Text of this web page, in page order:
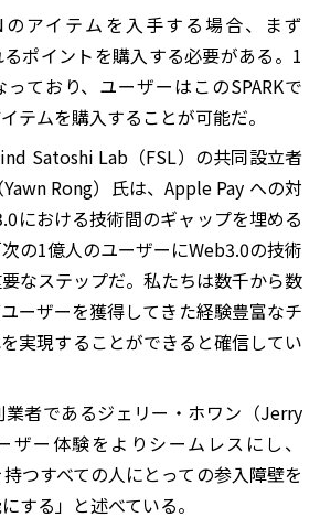
のアイテムを入手する場合、まず
るポイントを購入する必要がある。1
っており、ユーザーはこのSPARKで
テムを購入することが可能だ。
Satoshi Lab（FSL）の共同設立者
Rong）氏は、Apple Pay への対
における技術間のギャップを埋める
の1億人のユーザーにWeb3.0の技術
なステップだ。私たちは数千から数
ーザーを獲得してきた経験豊富なチ
実現することができると確信してい
業者であるジェリー・ホワン（Jerry
ザー体験をよりシームレスにし、
つすべての人にとっての参入障壁を
する」と述べている。